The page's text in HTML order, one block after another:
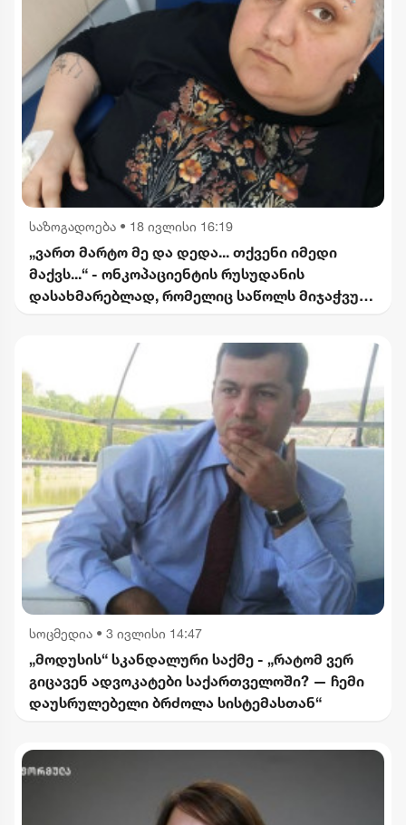
საზოგადოება • 18 ივლისი 16:19
„ვართ მარტო მე და დედა... თქვენი იმედი
მაქვს...“ - ონკოპაციენტის რუსუდანის
დასახმარებლად, რომელიც საწოლს მიჯაჭვულ
სოცმედია • 3 ივლისი 14:47
„მოდუსის“ სკანდალური საქმე - „რატომ ვერ
გიცავენ ადვოკატები საქართველოში? — ჩემი
დაუსრულებელი ბრძოლა სისტემასთან“